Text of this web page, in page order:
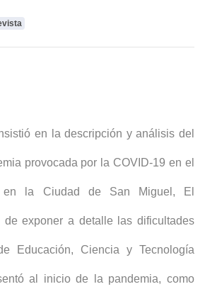
en la descripción y análisis del
provocada por la COVID-19 en el
en la Ciudad de San Miguel, El
de exponer a detalle las dificultades
Educación, Ciencia y Tecnología
al inicio de la pandemia, como